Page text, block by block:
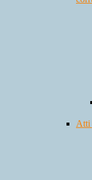
Atti